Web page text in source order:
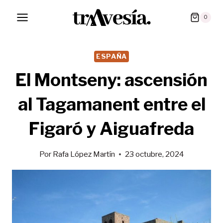
0
ESPAÑA
El Montseny: ascensión
al Tagamanent entre el
Figaró y Aiguafreda
Por Rafa López Martín 23 octubre, 2024